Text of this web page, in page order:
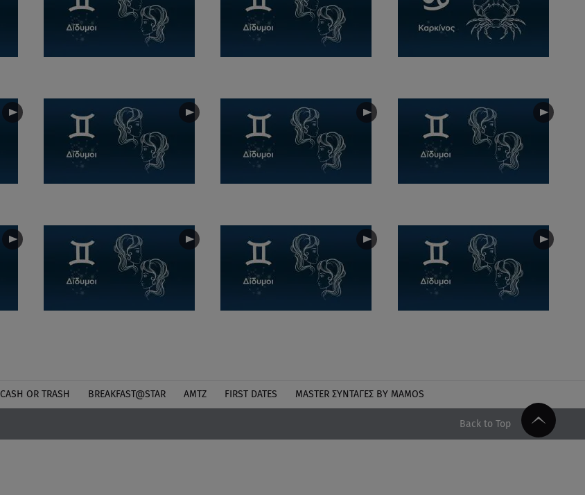
CASH OR TRASH BREAKFAST@STAR ΑΜΤΖ FIRST DATES MASTER ΣΥΝΤΑΓΈΣ BY MAMOS
Back to Top